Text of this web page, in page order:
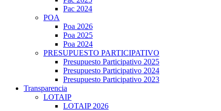
Pac 2024
POA
Poa 2026
Poa 2025
Poa 2024
PRESUPUESTO PARTICIPATIVO
Presupuesto Participativo 2025
Presupuesto Participativo 2024
Presupuesto Participativo 2023
Transparencia
LOTAIP
LOTAIP 2026